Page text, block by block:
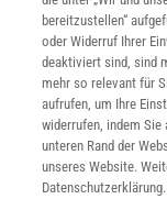
Datenschutz
Cookie-
Utiq verwalten
Nutzungsbasierte
Alle Artikel
Impressum
bereitzustellen“
oder Widerruf Ihrer
deaktiviert sind, sind
mehr so relevant für
aufrufen, um Ihre
widerrufen, indem
unteren Rand der
unseres Website.
Datenschutzerklärung.